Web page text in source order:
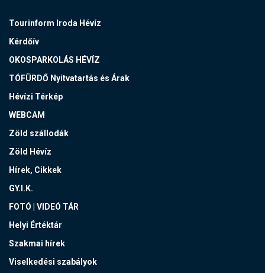
Tourinform Iroda Hévíz
Kérdőív
OKOSPARKOLÁS HÉVÍZ
TÓFÜRDŐ Nyitvatartás és Árak
Hévízi Térkép
WEBCAM
Zöld szállodák
Zöld Hévíz
Hírek, Cikkek
GY.I.K.
FOTÓ | VIDEÓ TÁR
Helyi Értéktár
Szakmai hírek
Viselkedési szabályok